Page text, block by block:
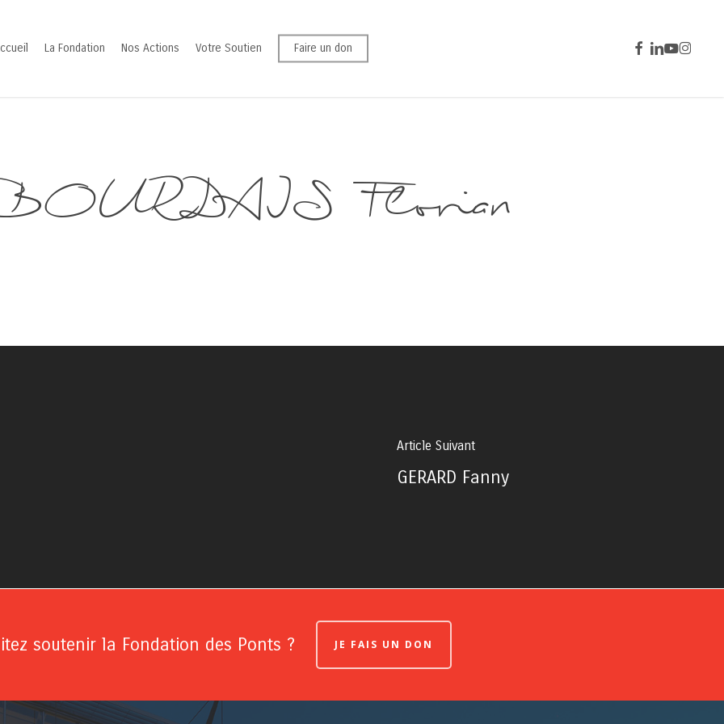
La Fondation Nos Actions Votre Soutien Faire un don facebook
linkedin
youtubeinstagram
Florian
Article Suivant
GERARD Fanny
soutenir la Fondation des Ponts ? JE FAIS UN DON